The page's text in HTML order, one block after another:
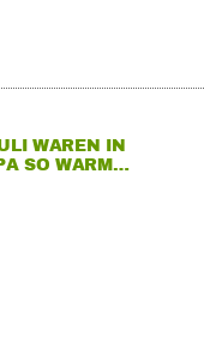
WAREN IN
SO WARM…